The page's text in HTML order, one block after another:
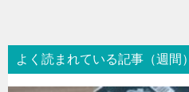
ビ
ゲ
よく読まれている記事（週間）